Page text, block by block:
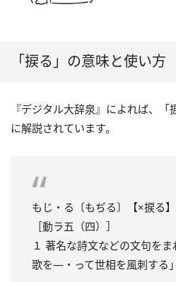
「捩る」の意味と使い方
『デジタル大辞泉』によれば、
に解説されています。
もじ・る〔もぢる〕【×捩る】
［動ラ五（四）］
１ 著名な詩文などの文句を
歌を―・って世相を風刺する」